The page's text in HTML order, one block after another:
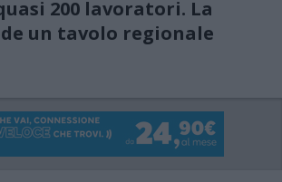
200 lavoratori. La
un tavolo regionale